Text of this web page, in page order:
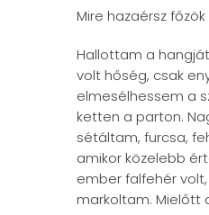
Mire hazaérsz
Hallottam a
volt hőség, csak
elmesélhessem a
ketten a parton.
sétáltam, furcsa,
amikor közelebb
ember falfehér
markoltam. Mielőtt